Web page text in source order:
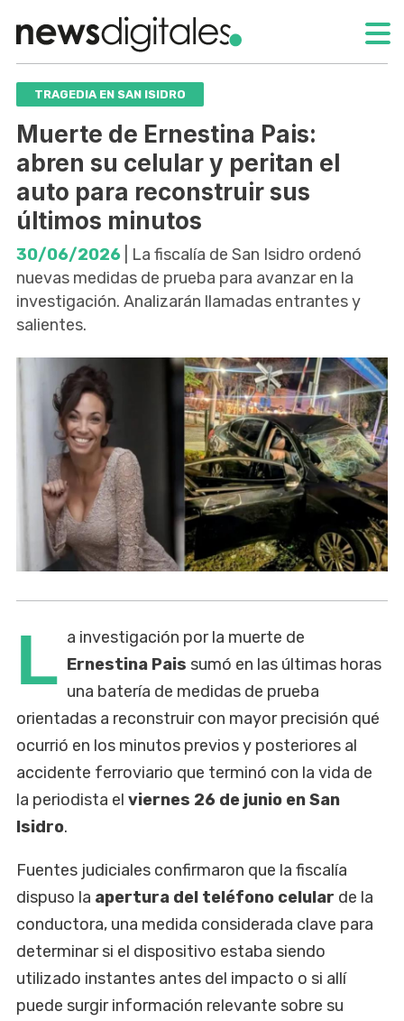
TRAGEDIA EN SAN ISIDRO
Muerte de Ernestina Pais:
abren su celular y peritan el
auto para reconstruir sus
últimos minutos
30/06/2026 | La fiscalía de San Isidro ordenó
nuevas medidas de prueba para avanzar en la
investigación. Analizarán llamadas entrantes y
salientes.
L a investigación por la muerte de
Ernestina Pais sumó en las últimas horas
una batería de medidas de prueba
orientadas a reconstruir con mayor precisión qué
ocurrió en los minutos previos y posteriores al
accidente ferroviario que terminó con la vida de
la periodista el viernes 26 de junio en San
Isidro.
Fuentes judiciales confirmaron que la fiscalía
dispuso la apertura del teléfono celular de la
conductora, una medida considerada clave para
determinar si el dispositivo estaba siendo
utilizado instantes antes del impacto o si allí
puede surgir información relevante sobre su